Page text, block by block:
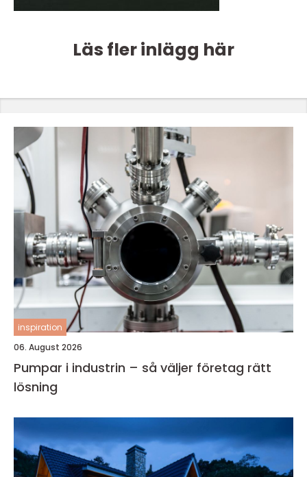
Läs fler inlägg här
inspiration
06. August 2026
Pumpar i industrin – så väljer företag rätt
lösning